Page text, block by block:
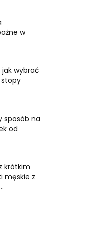
w
wybrać
sposób na
od
krótkim
męskie z